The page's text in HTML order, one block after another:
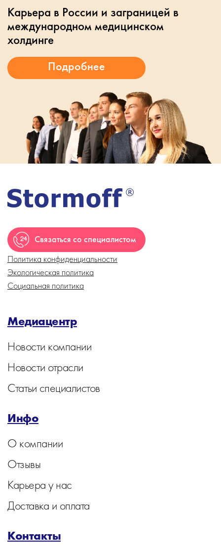
Карьера в России и заграницей в
международном медицинском
холдинге
Связаться со специалистом
Политика конфиденциальности
Экологическая политика
Социальная политика
Медиацентр
Новости компании
Новости отрасли
Статьи специалистов
Инфо
О компании
Отзывы
Карьера у нас
Доставка и оплата
Контакты